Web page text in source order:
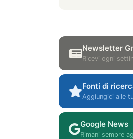
Newsletter
Ricevi ogni
Fonti di
Aggiungici alle
Google News
Rimani sempre